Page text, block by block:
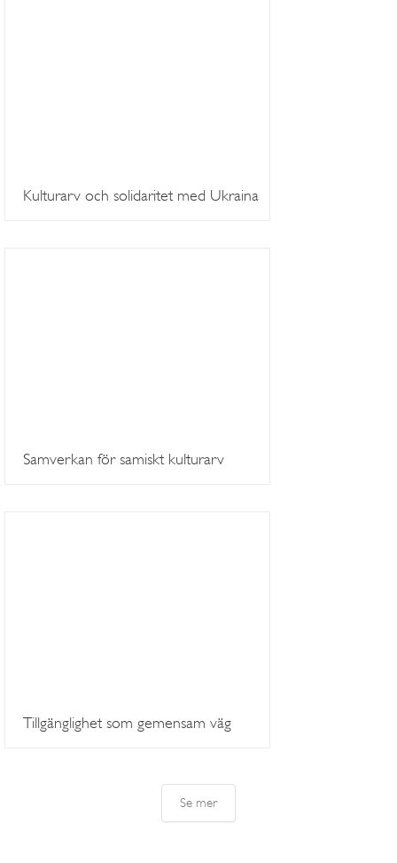
Kulturarv och solidaritet med Ukraina
Samverkan för samiskt kulturarv
Tillgänglighet som gemensam väg
Se mer